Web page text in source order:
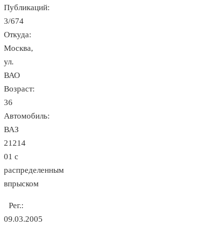
Публикаций:
3/674
Откуда:
Москва,
ул.
ВАО
Возраст:
36
Автомобиль:
ВАЗ
21214
01 с
распределенным
впрыском
Рег.:
09.03.2005